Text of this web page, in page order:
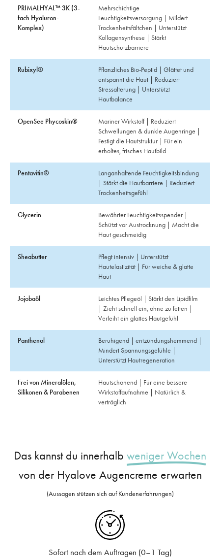
PRIMALHYAL™ 3K (3-
fach Hyaluron-
Komplex)
Mehrschichtige
Feuchtigkeitsversorgung | Mildert
Trockenheitsfältchen | Unterstützt
Kollagensynthese | Stärkt
Hautschutzbarriere
Rubixyl®
Pflanzliches Bio-Peptid | Glättet und
entspannt die Haut | Reduziert
Stressalterung | Unterstützt
Hautbalance
OpenSee Phycoskin®
Mariner Wirkstoff | Reduziert
Schwellungen & dunkle Augenringe |
Festigt die Hautstruktur | Für ein
erholtes, frisches Hautbild
Pentavitin®
Langanhaltende Feuchtigkeitsbindung
| Stärkt die Hautbarriere | Reduziert
Trockenheitsgefühl
Glycerin
Bewährter Feuchtigkeitsspender |
Schützt vor Austrocknung | Macht die
Haut geschmeidig
Sheabutter
Pflegt intensiv | Unterstützt
Hautelastizität | Für weiche & glatte
Haut
Jojobaöl
Leichtes Pflegeöl | Stärkt den Lipidfilm
| Zieht schnell ein, ohne zu fetten |
Verleiht ein glattes Hautgefühl
Panthenol
Beruhigend | entzündungshemmend |
Mindert Spannungsgefühle |
Unterstützt Hautregeneration
Frei von Mineralölen,
Silikonen & Parabenen
Hautschonend | Für eine bessere
Wirkstoffaufnahme | Natürlich &
verträglich
Das kannst du innerhalb weniger Wochen
von der Hyalove Augencreme erwarten
(Aussagen stützen sich auf Kundenerfahrungen)
Nach ca. 1–2 Wochen